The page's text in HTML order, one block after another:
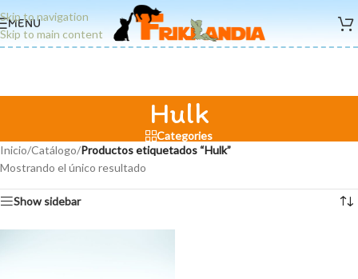
Skip to navigation
Skip to main content
MENU
Hulk
Categories
Inicio/Catálogo/Productos etiquetados “Hulk”
Mostrando el único resultado
Show sidebar